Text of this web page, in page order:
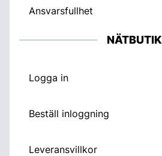
Ansvarsfullhet
NÄTBUTIK
Logga in
Beställ inloggning
Leveransvillkor